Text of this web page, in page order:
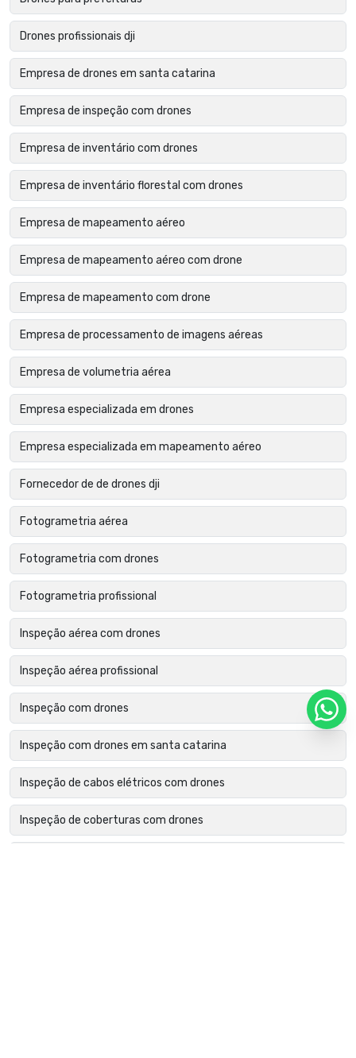
Drones profissionais dji
Empresa de drones em santa catarina
Empresa de inspeção com drones
Empresa de inventário com drones
Empresa de inventário florestal com drones
Empresa de mapeamento aéreo
Empresa de mapeamento aéreo com drone
Empresa de mapeamento com drone
Empresa de processamento de imagens aéreas
Empresa de volumetria aérea
Empresa especializada em drones
Empresa especializada em mapeamento aéreo
Fornecedor de de drones dji
Fotogrametria aérea
Fotogrametria com drones
Fotogrametria profissional
Inspeção aérea com drones
Inspeção aérea profissional
Inspeção com drones
Inspeção com drones em santa catarina
Inspeção de cabos elétricos com drones
Inspeção de coberturas com drones